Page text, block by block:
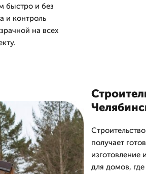
быстро и без
и контроль
на всех
получает
для домов,